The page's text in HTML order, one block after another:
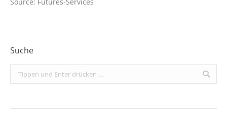
Source: Futures-Services
Suche
Search: